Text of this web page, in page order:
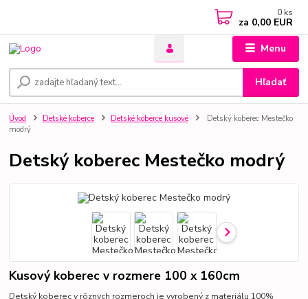
Menu
Hľadať
0 ks
za 0,00 EUR
Úvod Detské koberce Detské koberce kusové
Detský koberec Mestečko
modrý
Detský koberec Mestečko modrý
Kusový koberec v rozmere 100 x 160cm
Detský koberec v rôznych rozmeroch je vyrobený z materiálu 100%